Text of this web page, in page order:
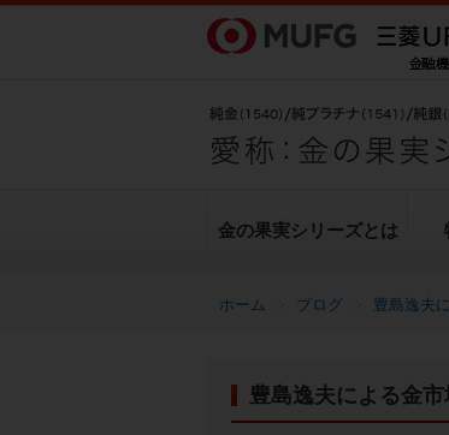
ブログ 豊島逸夫
豊島逸夫による金
金の果実シリーズとは
金投資とは
シリーズの魅力
純金上場信託（金の果
転換（交換）の手続
豊島逸夫による金市場
ヒストリカルデー